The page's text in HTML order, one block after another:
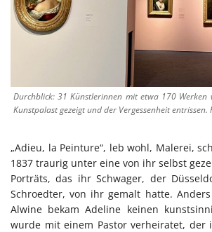
Durchblick: 31 Künstlerinnen mit etwa 170 Werken
Kunstpalast gezeigt und der Vergessenheit entrissen.
„Adieu, la Peinture“, leb wohl, Malerei,
1837 traurig unter eine von ihr selbst
Porträts, das ihr Schwager, der
Schroedter, von ihr gemalt hatte.
Alwine bekam Adeline keinen
wurde mit einem Pastor verheiratet, der